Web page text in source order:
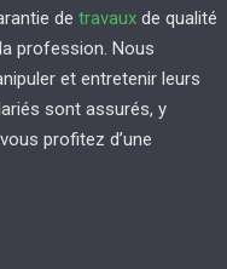
de travauxde qualité
profession. Nous
et entretenir leurs
sont assurés, y
profitez d’une